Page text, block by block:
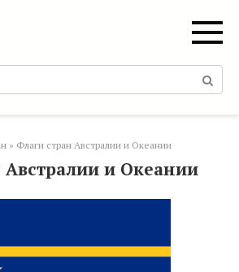
» Флаги стран Австралии и Океании
Австралии и Океании